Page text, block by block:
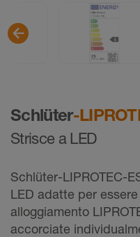
Schlüter-
Strisce a LED
Schlüter-LIPROTEC-
LED adatte per
alloggiamento
accorciate